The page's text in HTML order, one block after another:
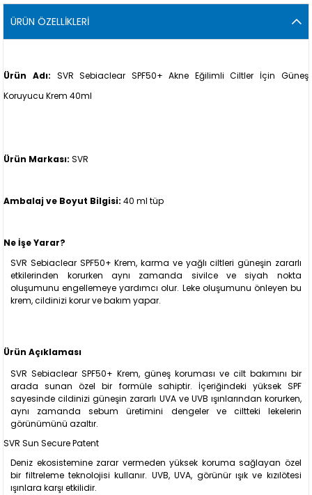
ÜRÜN ÖZELLIKLERI
Ürün Adı: SVR Sebiaclear SPF50+ Akne Eğilimli Ciltler İçin Güneş
Koruyucu Krem 40ml
Ürün Markası:SVR
Ambalaj ve Boyut Bilgisi:40 ml tüp
Ne İşe Yarar?
SVR Sebiaclear SPF50+ Krem, karma ve yağlı ciltleri güneşin zararlı
etkilerinden korurken aynı zamanda sivilce ve siyah nokta
oluşumunu engellemeye yardımcı olur. Leke oluşumunu önleyen bu
krem, cildinizi korur ve bakım yapar.
Ürün Açıklaması
SVR Sebiaclear SPF50+ Krem, güneş koruması ve cilt bakımını bir
arada sunan özel bir formüle sahiptir. İçeriğindeki yüksek SPF
sayesinde cildinizi güneşin zararlı UVA ve UVB ışınlarından korurken,
aynı zamanda sebum üretimini dengeler ve ciltteki lekelerin
görünümünü azaltır.
SVR Sun Secure Patent
Deniz ekosistemine zarar vermeden yüksek koruma sağlayan özel
bir filtreleme teknolojisi kullanır. UVB, UVA, görünür ışık ve kızılötesi
ışınlara karşı etkilidir.